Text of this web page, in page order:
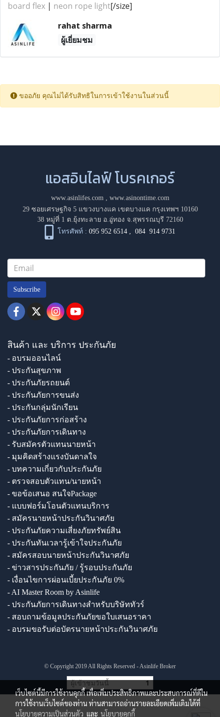
board flex | neon rope light[/size]
rahat sharma
ผู้เยี่ยมชม
ขออภัย คุณไม่ได้รับสิทธิในการเข้าใช้งานในส่วนนี้
แอสอินไลฟ์ โบรคเกอร์
www.asinlifes.com, www.asinontime.com
29 ซอยเศรษฐกิจ 5 แขวงบางแค เขตบางแค กรุงเทพฯ 10160
38 หมู่ที่ 1 ต.ยุ้งทะลาย อ.อู่ทอง จ.สุพรรณบุรี 72160
โทรศัพท์ : 095 952 6514 ,084 914 9731
Subscribe
สินค้า และ บริการ ประกันภัย
- อบรมออนไลน์
- ประกันสุขภาพ
- ประกันภัยรถยนต์
- ประกันภัยการขนส่ง
- ประกันกลุ่มนักเรียน
- ประกันภัยการก่อสร้าง
- ประกันภัยการเดินทาง
- รับสมัครตัวแทนนายหน้า
- มุมคิดสร้างแรงบันดาลใจ
- บทความเกี่ยวกับประกันภัย
- ตรวจสอบตัวแทน/นายหน้า
- ขอข้อเสนอ สนใจPackage
- แบบฟอร์มโอนตัวแทนบริการ
- สมัครนายหน้าประกันวินาศภัย
- ประกันภัยความเสี่ยงภัยทรัพย์สิน
- ประกันทันเวลารู้เข้าใจประกันภัย
- สมัครสอบนายหน้าประกันวินาศภัย
- ข่าวสารประกันภัย / รู้รอบประกันภัย
- เงื่อนไขการผ่อนเบี้ยประกันภัย 0%
- AI Master Room by Asinlife
- ประกันภัยการเดินทางสำหรับบริษัททัวร์
- สอบถามข้อมูลประกันภัยขอใบเสนอราคา
- อบรมขอรับต่อบัตรนายหน้าประกันวินาศภัย
© Copyright 2019 All Rights Reserved - Asinlife Broker
ผู้เข้าชมวันนี้ 1
เว็บไซต์นี้มีการใช้งานคุกกี้ เพื่อเพิ่มประสิทธิภาพและประสบการณ์ที่ดีใน
การใช้งานเว็บไซต์ของท่าน ท่านสามารถอ่านรายละเอียดเพิ่มเติมได้ที่
นโยบายความเป็นส่วนตัว และ นโยบายคุกกี้